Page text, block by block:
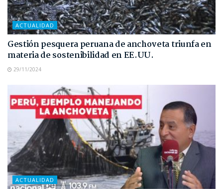
ACTUALIDAD
Gestión pesquera peruana de anchoveta triunfa en
materia de sostenibilidad en EE.UU.
29/11/2024
ACTUALIDAD